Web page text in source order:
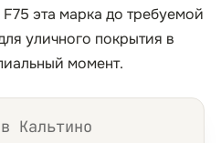
эта марка до требуемой
уличного покрытия в
момент.
Кальтино